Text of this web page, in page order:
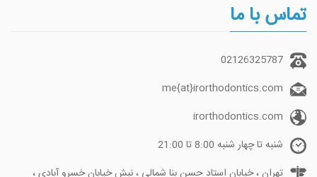
تماس با ما
02126325787
me{at}irorthodontics.com
irorthodontics.com
شنبه تا چهار شنبه 8:00 تا 21:00
تهران ، خیابان استاد حسن بنا شمالی ، نبش خیابان خسرو آبادی ،